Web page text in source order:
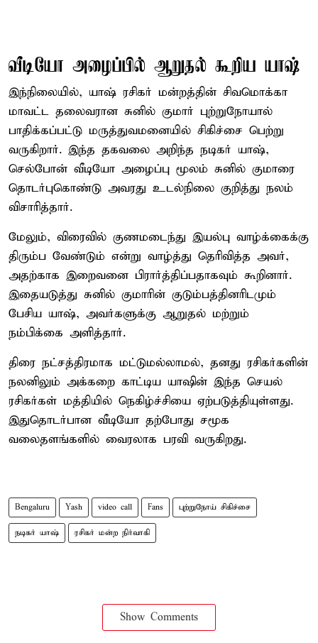
வீடியோ அழைப்பில் ஆறுதல் கூறிய யாஷ்
இந்நிலையில், யாஷ் ரசிகர் மன்றத்தின் சிவமொக்கா
மாவட்ட தலைவரான சுனில் குமார் புற்றுநோயால்
பாதிக்கப்பட்டு மருத்துவமனையில் சிகிச்சை பெற்று
வருகிறார். இந்த தகவலை அறிந்த நடிகர் யாஷ்,
செல்போன் வீடியோ அழைப்பு மூலம் சுனில் குமாரை
தொடர்புகொண்டு அவரது உடல்நிலை குறித்து நலம்
விசாரித்தார்.
மேலும், விரைவில் குணமடைந்து இயல்பு வாழ்க்கைக்கு
திரும்ப வேண்டும் என்று வாழ்த்து தெரிவித்த அவர்,
அதற்காக இறைவனை பிரார்த்திப்பதாகவும் கூறினார்.
இதையடுத்து சுனில் குமாரின் குடும்பத்தினரிடமும்
பேசிய யாஷ், அவர்களுக்கு ஆறுதல் மற்றும்
நம்பிக்கை அளித்தார்.
திரை நட்சத்திரமாக மட்டுமல்லாமல், தனது ரசிகர்களின்
நலனிலும் அக்கறை காட்டிய யாஷின் இந்த செயல்
ரசிகர்கள் மத்தியில் நெகிழ்ச்சியை ஏற்படுத்தியுள்ளது.
இதுதொடர்பான வீடியோ தற்போது சமூக
வலைதளங்களில் வைரலாக பரவி வருகிறது.
Bengaluru Yash video call Fans புற்றுநோய் சிகிச்சை
நடிகர் யாஷ் ரசிகர் மன்ற நிர்வாகி
Show Comments